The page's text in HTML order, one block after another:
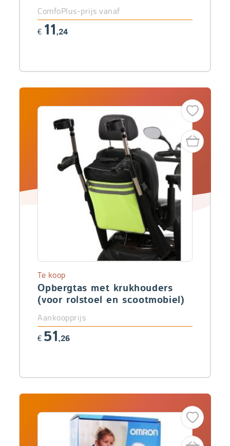
ComfoPlus-prijs vanaf
€ 11,24
Opbergtas met krukhouders
(voor rolstoel en scootmobiel)
Te koop
Aankoopprijs
€ 51,26